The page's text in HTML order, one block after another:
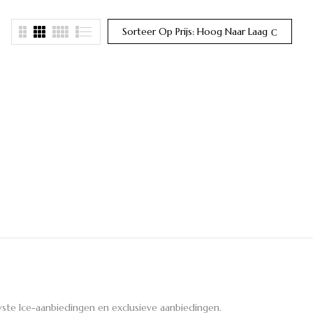
Sorteer Op Prijs: Hoog Naar Laag
Ice-aanbiedingen en exclusieve aanbiedingen.